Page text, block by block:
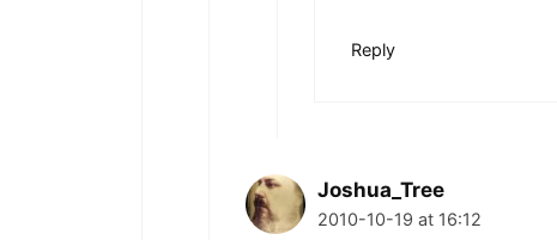
Reply
Joshua_Tree
2010-10-19 at 16:12